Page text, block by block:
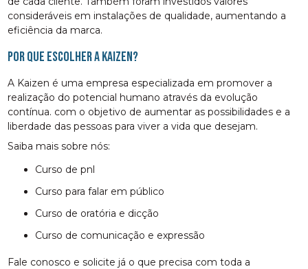
consideráveis em instalações de qualidade, aumentando a
eficiência da marca.
Por que escolher a Kaizen?
A Kaizen é uma empresa especializada em promover a
realização do potencial humano através da evolução
contínua. com o objetivo de aumentar as possibilidades e a
liberdade das pessoas para viver a vida que desejam.
Saiba mais sobre nós:
curso de pnl
curso para falar em público
curso de oratória e dicção
curso de comunicação e expressão
Fale conosco e solicite já o que precisa com toda a